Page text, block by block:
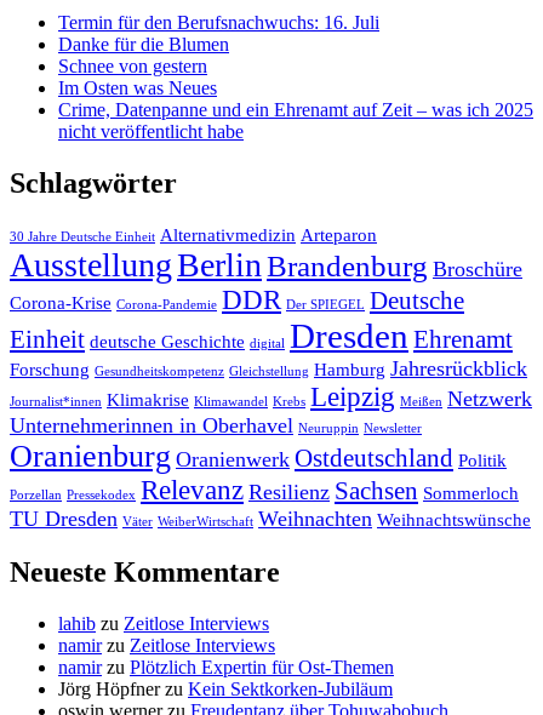
Termin für den Berufsnachwuchs: 16. Juli
Danke für die Blumen
Schnee von gestern
Im Osten was Neues
Crime, Datenpanne und ein Ehrenamt auf Zeit – was ich 2025
nicht veröffentlicht habe
Schlagwörter
30 Jahre Deutsche Einheit Alternativmedizin Arteparon
AusstellungBerlin Brandenburg Broschüre
Corona-Krise Corona-Pandemie DDR Der SPIEGEL Deutsche
Einheit deutsche Geschichte digital Dresden Ehrenamt
Forschung Gesundheitskompetenz Gleichstellung Hamburg Jahresrückblick
Journalist*innen Klimakrise Klimawandel Krebs Leipzig Meißen Netzwerk
Unternehmerinnen in Oberhavel Neuruppin Newsletter
Oranienburg Oranienwerk Ostdeutschland Politik
Porzellan Pressekodex Relevanz Resilienz Sachsen Sommerloch
TU Dresden Väter WeiberWirtschaft Weihnachten Weihnachtswünsche
Neueste Kommentare
lahib zu Zeitlose Interviews
namirzu Zeitlose Interviews
namirzu Plötzlich Expertin für Ost-Themen
Jörg Höpfnerzu Kein Sektkorken-Jubiläum
oswin wernerzu Freudentanz über Tohuwabobuch